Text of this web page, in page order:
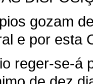
gozam
e por esta
reger-se-á